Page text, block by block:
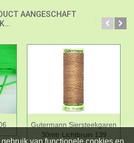
AANGESCHAFT
Gutermann Siersteekgaren
30mtr Lichtbruin 139
van functionele cookies en